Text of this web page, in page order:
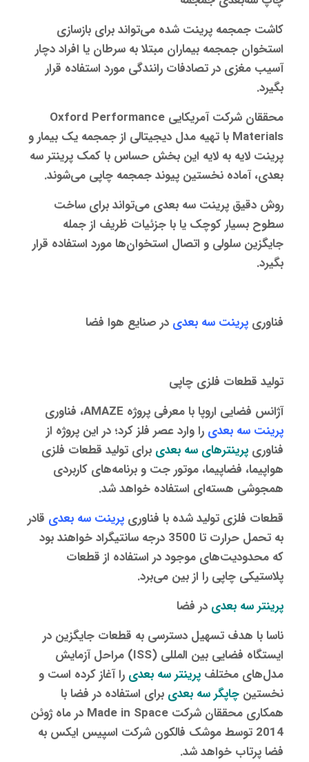
کاشت جمجمه پرینت شده می‌تواند برای بازسازی
استخوان جمجمه بیماران مبتلا به سرطان یا افراد دچار
آسیب مغزی در تصادفات رانندگی مورد استفاده قرار
بگیرد.
محققان شرکت آمریکایی Oxford Performance
Materials با تهیه مدل دیجیتالی از جمجمه یک بیمار و
پرینت لایه به لایه این بخش حساس با کمک پرینتر سه‌
بعدی، آماده نخستین پیوند جمجمه چاپی می‌شوند.
روش دقیق پرینت سه‌ بعدی می‌تواند برای ساخت
سطوح بسیار کوچک یا با جزئیات ظریف از جمله
جایگزین سلولی و اتصال استخوان‌ها مورد استفاده قرار
بگیرد.
فناوری پرینت سه‌ بعدی در صنایع هوا فضا
تولید قطعات فلزی چاپی
آژانس فضایی اروپا با معرفی پروژه AMAZE، فناوری
پرینت سه‌ بعدی را وارد عصر فلز کرد؛ در این پروژه از
فناوری پرینترهای سه‌ بعدی برای تولید قطعات فلزی
هواپیما، فضاپیما، موتور جت و برنامه‌های کاربردی
همجوشی هسته‌ای استفاده خواهد شد.
قطعات فلزی تولید شده با فناوری پرینت سه‌ بعدی قادر
به تحمل حرارت تا 3500 درجه سانتیگراد خواهند بود
که محدودیت‌های موجود در استفاده از قطعات
پلاستیکی چاپی را از بین می‌برد.
پرینتر سه‌ بعدی در فضا
ناسا با هدف تسهیل دسترسی به قطعات جایگزین در
ایستگاه فضایی بین المللی (ISS) مراحل آزمایش
مدل‌های مختلف پرینتر سه‌ بعدی را آغاز کرده است و
نخستین چاپگر سه‌ بعدی برای استفاده در فضا با
همکاری محققان شرکت Made in Space در ماه ژوئن
2014 توسط موشک فالکون شرکت اسپیس ایکس به
فضا پرتاب خواهد شد.